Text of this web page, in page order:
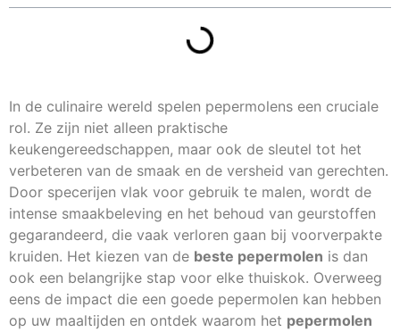
In de culinaire wereld spelen pepermolens een cruciale
rol. Ze zijn niet alleen praktische
keukengereedschappen, maar ook de sleutel tot het
verbeteren van de smaak en de versheid van gerechten.
Door specerijen vlak voor gebruik te malen, wordt de
intense smaakbeleving en het behoud van geurstoffen
gegarandeerd, die vaak verloren gaan bij voorverpakte
kruiden. Het kiezen van de beste pepermolen is dan
ook een belangrijke stap voor elke thuiskok. Overweeg
eens de impact die een goede pepermolen kan hebben
op uw maaltijden en ontdek waarom het pepermolen